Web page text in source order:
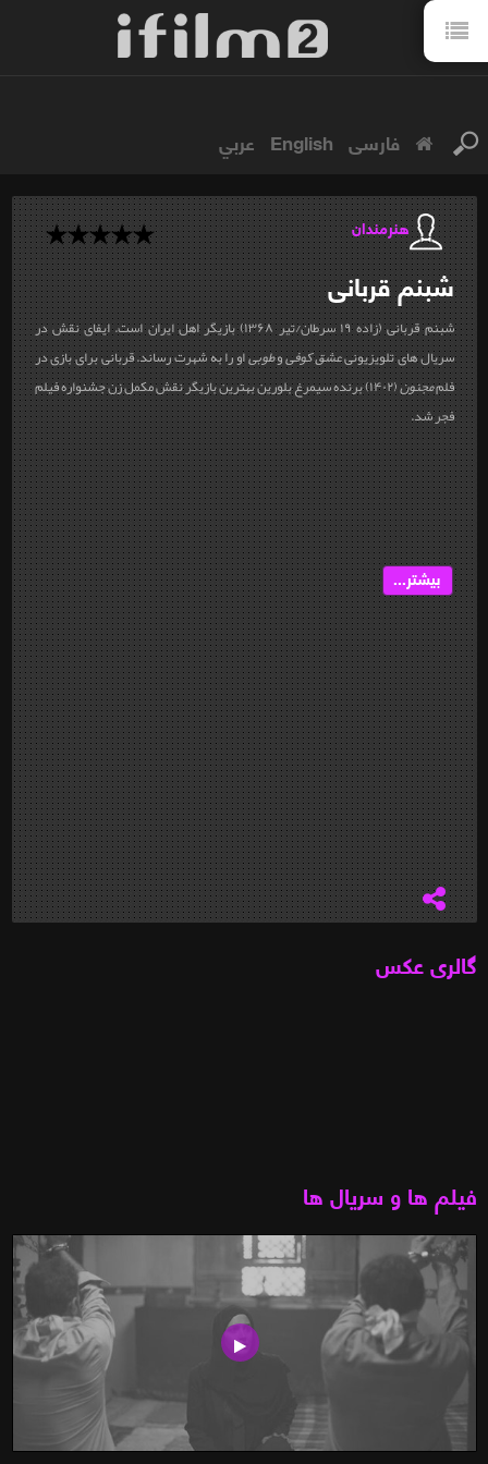
فارسی English عربي
هنرمندان
شبنمقربانی
شبنم قربانی
(زاده ۱۹ سرطان/تیر ۱۳۶۸) بازیگر اهل ایران است. ایفای نقش در
سریال های تلویزیونیعشق کوفیوطوبیاو را به شهرت رساند. قربانی برای بازی در
فلممجنون
(۱۴۰۲) برنده سیمرغ بلورین بهترین بازیگر نقش مکمل زن جشنواره فیلم
فجر شد.
بیشتر...
گالری عکس
فیلم ها و سریال ها